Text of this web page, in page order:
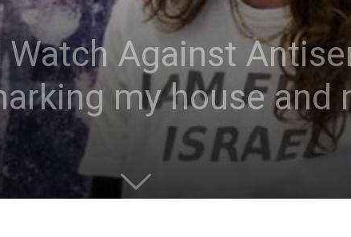
der
HU
Watch Against
my house and